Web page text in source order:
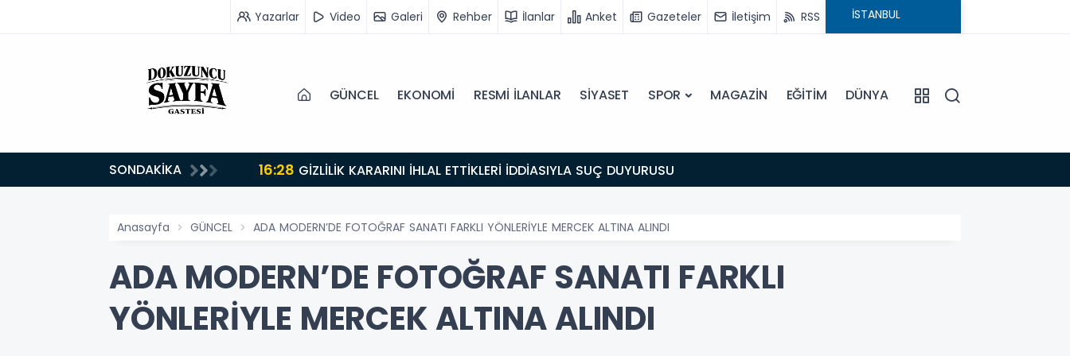
Yazarlar Video Galeri Rehber İlanlar Anket Gazeteler İletişim RSS
GÜNCEL EKONOMİ RESMİ İLANLAR SİYASET SPOR MAGAZİN EĞİTİM DÜNYA
SONDAKİKA 16:28 GİZLİLİK KARARINI İHLAL ETTİKLERİ İDDİASIYLA SUÇ DUYURUSU
Anasayfa GÜNCEL ADA MODERN’DE FOTOĞRAF SANATI FARKLI YÖNLERİYLE MERCEK ALTINA ALINDI
ADA MODERN’DE FOTOĞRAF SANATI FARKLI
YÖNLERİYLE MERCEK ALTINA ALINDI